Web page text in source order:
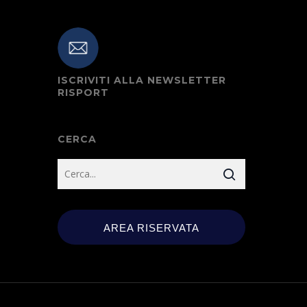
ISCRIVITI ALLA NEWSLETTER
RISPORT
CERCA
AREA RISERVATA